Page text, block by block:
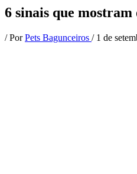
6 sinais que mostram
/ PorPets Bagunceiros / 1 de